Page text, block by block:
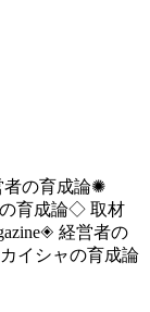
の育成論✺
育成論◇ 取材
◈ 経営者の
イシャの育成論